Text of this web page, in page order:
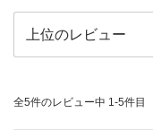
全5件のレビュー中 1-5件目